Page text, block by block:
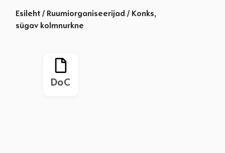
Esileht/ Ruumiorganiseerijad / Konks,
sügav kolmnurkne
DoC